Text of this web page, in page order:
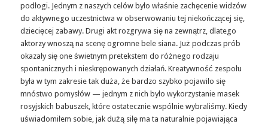
podłogi. Jednym z naszych celów było właśnie zachęcenie widzów
do aktywnego uczestnictwa w obserwowaniu tej niekończącej się,
dziecięcej zabawy. Drugi akt rozgrywa się na zewnątrz, dlatego
aktorzy wnoszą na scenę ogromne bele siana. Już podczas prób
okazały się one świetnym pretekstem do różnego rodzaju
spontanicznych i nieskrępowanych działań. Kreatywność zespołu
była w tym zakresie tak duża, że bardzo szybko pojawiło się
mnóstwo pomysłów — jednym z nich było wykorzystanie masek
rosyjskich babuszek, które ostatecznie wspólnie wybraliśmy. Kiedy
uświadomiłem sobie, jak dużą siłę ma ta naturalnie pojawiająca